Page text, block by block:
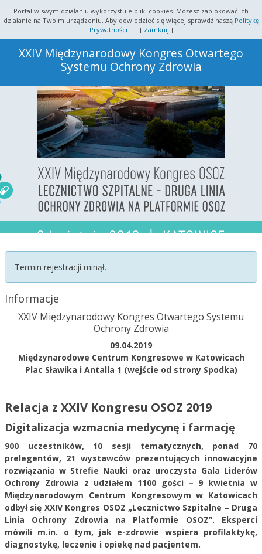
Portal w swym działaniu wykorzystuje pliki cookies. Możesz zablokować ich
działanie na Twoim urządzeniu. Aby dowiedzieć się więcej sprawdź naszą Politykę
Prywatności . [ Zamknij ]
XXIV Międzynarodowy Kongres Otwartego
Systemu Ochrony Zdrowia
Konferencje
Informacje
Harmonogram
Partnerzy
Organizator
Termin rejestracji minął.
Informacje
XXIV Międzynarodowy Kongres Otwartego Systemu
Ochrony Zdrowia
09.04.2019
Międzynarodowe Centrum Kongresowe w Katowicach
Plac Sławika i Antalla 1 (wejście od strony Spodka)
Relacja z XXIV Kongresu OSOZ 2019
Digitalizacja wzmacnia medycynę i farmację
900 uczestników, 10 sesji tematycznych, ponad 70
prelegentów, 21 wystawców prezentujących innowacyjne
rozwiązania w Strefie Nauki oraz uroczysta Gala Liderów
Ochrony Zdrowia z udziałem 1100 gości – 9 kwietnia w
Międzynarodowym Centrum Kongresowym w Katowicach
odbył się XXIV Kongres OSOZ „Lecznictwo Szpitalne – Druga
Linia Ochrony Zdrowia na Platformie OSOZ”. Eksperci
mówili m.in. o tym, jak e-zdrowie wspiera profilaktykę,
diagnostykę, leczenie i opiekę nad pacjentem.